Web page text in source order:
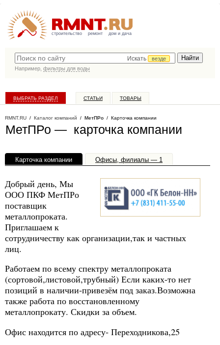
строительство ремонт дом и дача
Искать
везде
Например, фильтры для воды
ВЫБРАТЬ РАЗДЕЛ СТАТЬИ ТОВАРЫ
RMNT.RU / Каталог компаний / МетПРо / Карточка компании
МетПРо — карточка компании
Карточка компании Офисы, филиалы — 1
Добрый день, Мы
ООО ПКФ МетПРо
поставщик
металлопроката.
Приглашаем к
сотрудничеству как организации,так и частных
лиц.
Работаем по всему спектру металлопроката
(сортовой,листовой,трубный) Если каких-то нет
позиций в наличии-привезём под заказ.Возможна
также работа по восстановленному
металлопрокату. Скидки за объем.
Офис находится по адресу- Переходникова,25